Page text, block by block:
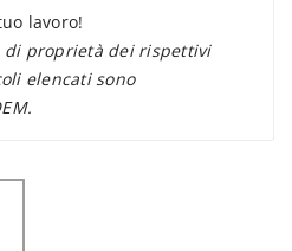
lavoro!
proprietà dei rispettivi
elencati sono